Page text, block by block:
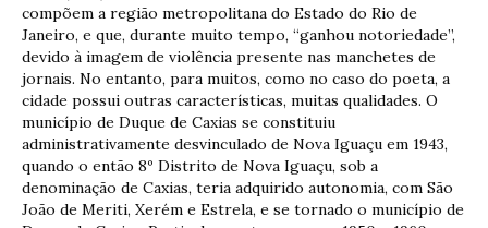
compõem a região metropolitana do Estado do Rio de
Janeiro, e que, durante muito tempo, “ganhou notoriedade”,
devido à imagem de violência presente nas manchetes de
jornais. No entanto, para muitos, como no caso do poeta, a
cidade possui outras características, muitas qualidades. O
município de Duque de Caxias se constituiu
administrativamente desvinculado de Nova Iguaçu em 1943,
quando o então 8º Distrito de Nova Iguaçu, sob a
denominação de Caxias, teria adquirido autonomia, com São
João de Meriti, Xerém e Estrela, e se tornado o município de